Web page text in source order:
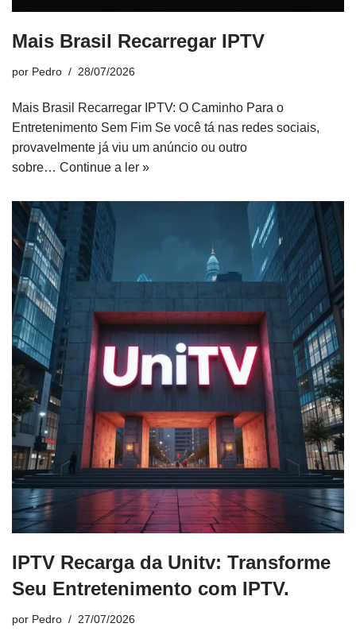
Mais Brasil Recarregar IPTV
por Pedro 28/07/2026
Mais Brasil Recarregar IPTV: O Caminho Para o
Entretenimento Sem Fim Se você tá nas redes sociais,
provavelmente já viu um anúncio ou outro
sobre… Continue a ler »
IPTV Recarga da Unitv: Transforme
Seu Entretenimento com IPTV.
por Pedro 27/07/2026